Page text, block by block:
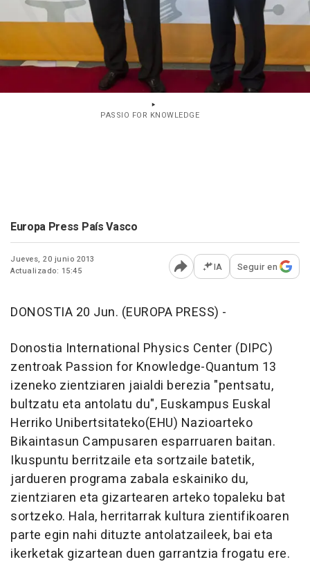
PASSIO FOR KNOWLEDGE
Europa Press País Vasco
Jueves, 20 junio 2013
Actualizado: 15:45
Abrir opciones para
IA Seguir en
DONOSTIA 20 Jun. (EUROPA PRESS) -
Donostia International Physics Center (DIPC)
zentroak Passion for Knowledge-Quantum 13
izeneko zientziaren jaialdi berezia "pentsatu,
bultzatu eta antolatu du", Euskampus Euskal
Herriko Unibertsitateko(EHU) Nazioarteko
Bikaintasun Campusaren esparruaren baitan.
Ikuspuntu berritzaile eta sortzaile batetik,
jardueren programa zabala eskainiko du,
zientziaren eta gizartearen arteko topaleku bat
sortzeko. Hala, herritarrak kultura zientifikoaren
parte egin nahi dituzte antolatzaileek, bai eta
ikerketak gizartean duen garrantzia frogatu ere.